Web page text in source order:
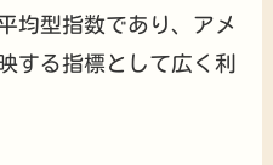
均型指数であり、アメ
する指標として広く利